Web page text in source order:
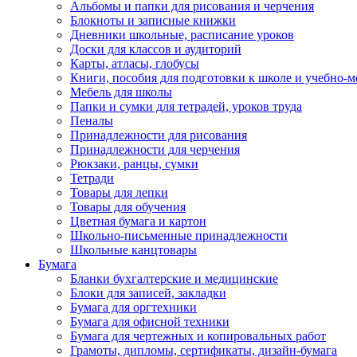
Альбомы и папки для рисования и черчения
Блокноты и записные книжки
Дневники школьные, расписание уроков
Доски для классов и аудиторий
Карты, атласы, глобусы
Книги, пособия для подготовки к школе и учебно-
Мебель для школы
Папки и сумки для тетрадей, уроков труда
Пеналы
Принадлежности для рисования
Принадлежности для черчения
Рюкзаки, ранцы, сумки
Тетради
Товары для лепки
Товары для обучения
Цветная бумага и картон
Школьно-письменные принадлежности
Школьные канцтовары
Бумага
Бланки бухгалтерские и медицинские
Блоки для записей, закладки
Бумага для оргтехники
Бумага для офисной техники
Бумага для чертежных и копировальных работ
Грамоты, дипломы, сертификаты, дизайн-бумага